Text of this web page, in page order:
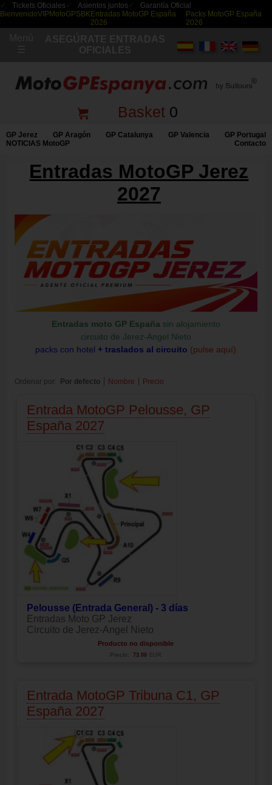
Tickets Oficiales Asientos juntos
Garantía Oficial
BienvenidoVIP MotoGPSBKEntradas MotoGP España
2026
Packs MotoGP España
2026
Basket0
GP Jerez GP Aragón GP Catalunya GP Valencia
GP Portugal
NOTICIAS MotoGP
Contacto
Entradas MotoGP Jerez
2027
Entradas moto GP España sin alojamiento
circuito de Jerez-Angel Nieto
packs con hotel + traslados al circuito (pulse aquí)
Ordenar por: Por defecto Nombre Precio
Entrada MotoGP Pelousse, GP
España 2027
Pelousse (Entrada General) - 3 días
Entradas Moto GP Jerez
Circuito de Jerez-Angel Nieto
Producto no disponible
Precio: 73.00 EUR
Entrada MotoGP Tribuna C1, GP
España 2027